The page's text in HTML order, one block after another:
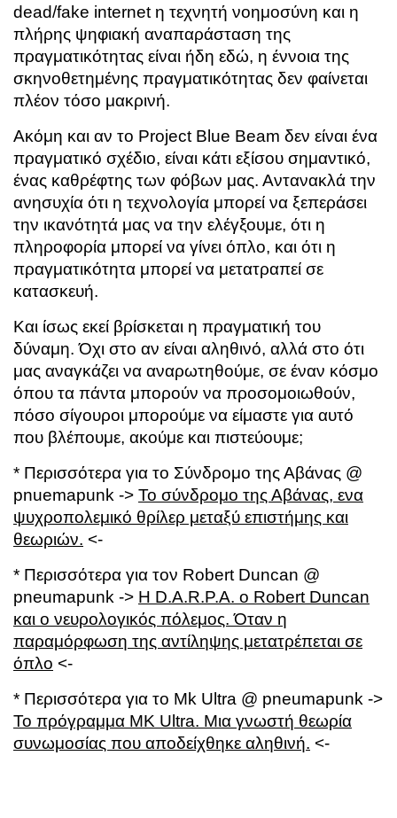
dead/fake internet η τεχνητή νοημοσύνη και η
πλήρης ψηφιακή αναπαράσταση της
πραγματικότητας είναι ήδη εδώ, η έννοια της
σκηνοθετημένης πραγματικότητας δεν φαίνεται
πλέον τόσο μακρινή.
Ακόμη και αν το Project Blue Beam δεν είναι ένα
πραγματικό σχέδιο, είναι κάτι εξίσου σημαντικό,
ένας καθρέφτης των φόβων μας. Αντανακλά την
ανησυχία ότι η τεχνολογία μπορεί να ξεπεράσει
την ικανότητά μας να την ελέγξουμε, ότι η
πληροφορία μπορεί να γίνει όπλο, και ότι η
πραγματικότητα μπορεί να μετατραπεί σε
κατασκευή.
Και ίσως εκεί βρίσκεται η πραγματική του
δύναμη. Όχι στο αν είναι αληθινό, αλλά στο ότι
μας αναγκάζει να αναρωτηθούμε, σε έναν κόσμο
όπου τα πάντα μπορούν να προσομοιωθούν,
πόσο σίγουροι μπορούμε να είμαστε για αυτό
που βλέπουμε, ακούμε και πιστεύουμε;
* Περισσότερα για το Σύνδρομο της Αβάνας @
pnuemapunk -> Το σύνδρομο της Αβάνας, ενα
ψυχροπολεμικό θρίλερ μεταξύ επιστήμης και
θεωριών. <-
* Περισσότερα για τον Robert Duncan @
pneumapunk -> Η D.A.R.P.A. ο Robert Duncan
και ο νευρολογικός πόλεμος. Όταν η
παραμόρφωση της αντίληψης μετατρέπεται σε
όπλο <-
* Περισσότερα για το Mk Ultra @ pneumapunk ->
Το πρόγραμμα MK Ultra. Μια γνωστή θεωρία
συνωμοσίας που αποδείχθηκε αληθινή. <-